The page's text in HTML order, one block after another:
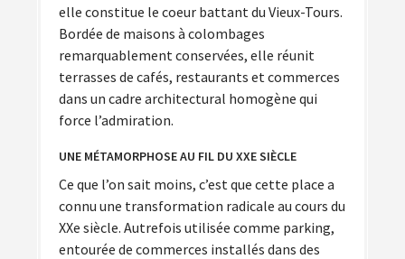
elle constitue le coeur battant du Vieux-Tours.
Bordée de maisons à colombages
remarquablement conservées, elle réunit
terrasses de cafés, restaurants et commerces
dans un cadre architectural homogène qui
force l’admiration.
UNE MÉTAMORPHOSE AU FIL DU XXE SIÈCLE
Ce que l’on sait moins, c’est que cette place a
connu une transformation radicale au cours du
XXe siècle. Autrefois utilisée comme parking,
entourée de commerces installés dans des